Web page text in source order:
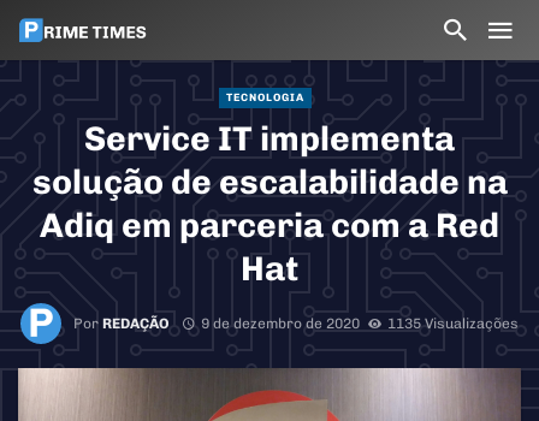
TECNOLOGIA
Service IT implementa
solução de escalabilidade na
Adiq em parceria com a Red
Hat
PorREDAÇÃO 9 de dezembro de 2020 1135 Visualizações